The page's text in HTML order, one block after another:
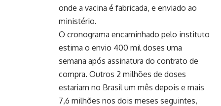
onde a vacina é fabricada, e enviado ao
ministério.
O cronograma encaminhado pelo instituto
estima o envio 400 mil doses uma
semana após assinatura do contrato de
compra. Outros 2 milhões de doses
estariam no Brasil um mês depois e mais
7,6 milhões nos dois meses seguintes,